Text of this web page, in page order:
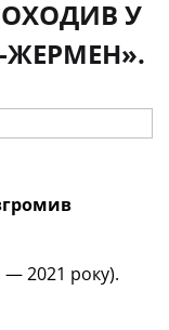
У
ЖЕРМЕН».
— 2021 року).